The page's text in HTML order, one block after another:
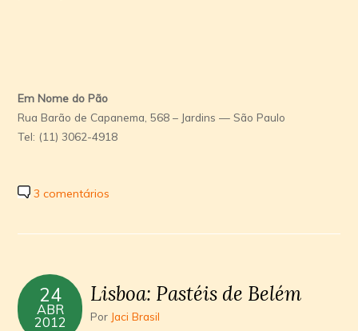
Em Nome do Pão
Rua Barão de Capanema, 568 – Jardins — São Paulo
Tel: (11) 3062-4918
3 comentários
24
ABR
2012
Lisboa: Pastéis de Belém
Por Jaci Brasil